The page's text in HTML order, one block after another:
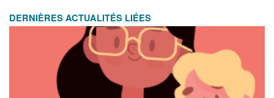
DERNIÈRES ACTUALITÉS LIÉES